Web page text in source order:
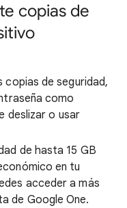
copias de
de seguridad,
como
deslizar o usar
de hasta 15 GB
en tu
acceder a más
de Google One.